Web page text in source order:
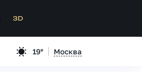
3D
19° Москва